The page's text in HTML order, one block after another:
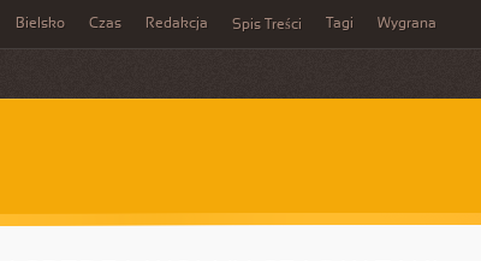
Bielsko Czas Redakcja Spis Treści Tagi Wygrana